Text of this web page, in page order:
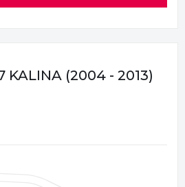
KALINA (2004 - 2013)